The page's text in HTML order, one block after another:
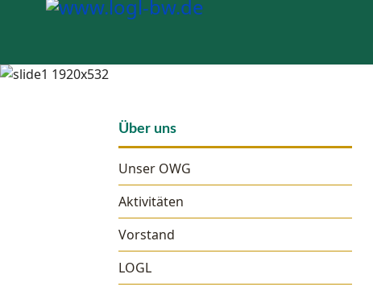
Über uns
Unser OWG
Aktivitäten
Vorstand
LOGL